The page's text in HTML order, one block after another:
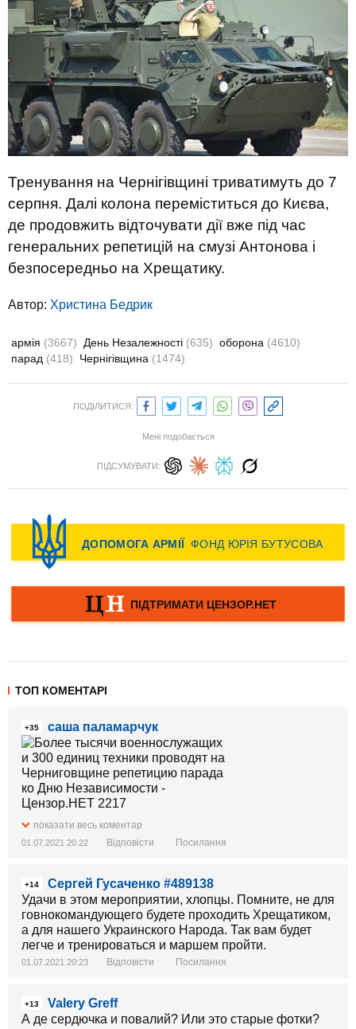
Тренування на Чернігівщині триватимуть до 7
серпня. Далі колона переміститься до Києва,
де продовжить відточувати дії вже під час
генеральних репетицій на смузі Антонова і
безпосередньо на Хрещатику.
Автор: Христина Бедрик
армія (3667) День Незалежності (635) оборона (4610)
парад (418) Чернігівщина (1474)
ПОДІЛИТИСЯ:
Мені подобається
ПІДСУМУВАТИ:
ТОП КОМЕНТАРІ
+35 саша паламарчук
показати весь коментар
01.07.2021 20:22 Відповісти Посилання
+14
Сергей Гусаченко #489138
Удачи в этом мероприятии, хлопцы. Помните, не для
говнокомандующего будете проходить Хрещатиком,
а для нашего Украинского Народа. Так вам будет
легче и тренироваться и маршем пройти.
01.07.2021 20:23 Відповісти Посилання
+13
Valery Greff
А де сердючка и повалий? Или это старые фотки?